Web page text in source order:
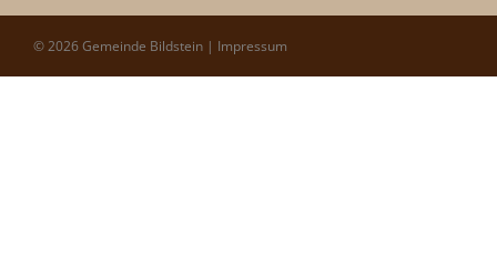
© 2026 Gemeinde Bildstein | Impressum